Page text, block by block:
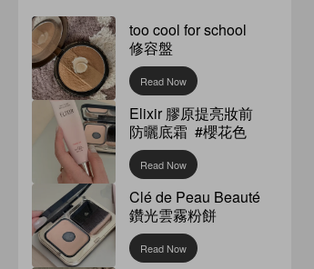
too cool for school
修容盤
Read Now
Elixir 膠原提亮妝前
防曬底霜 #櫻花色
Read Now
Clé de Peau Beauté
鑽光雲霧粉餅
Read Now